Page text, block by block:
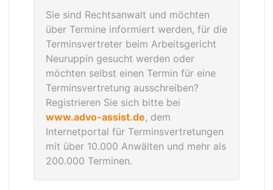
Sie sind Rechtsanwalt und möchten
über Termine informiert werden, für die
Terminsvertreter beim Arbeitsgericht
Neuruppin gesucht werden oder
möchten selbst einen Termin für eine
Terminsvertretung ausschreiben?
Registrieren Sie sich bitte bei
www.advo-assist.de, dem
Internetportal für Terminsvertretungen
mit über 10.000 Anwälten und mehr als
200.000 Terminen.